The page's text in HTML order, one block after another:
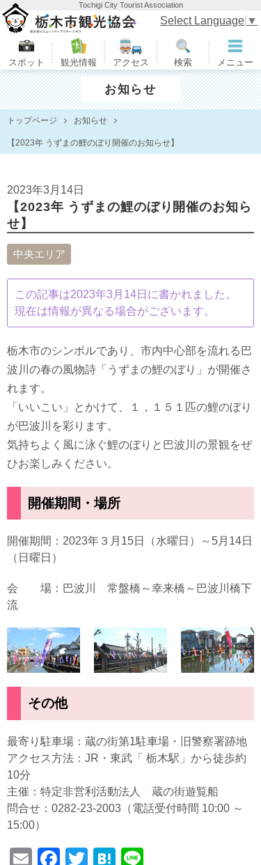
Tochigi City Tourist Association
栃木市観光協会
スポット 観光情報 アクセス 検索 メニュー
Select Language ▼
お知らせ
トップページ お知らせ
【2023年 うずまの鯉のぼり開催のお知らせ】
2023年3月14日
【2023年 うずまの鯉のぼり開催のお知ら
せ】
中央エリア
この記事は2023年3月14日に書かれました。
現在は情報が異なる場合がございます。
栃木市のシンボルであり、市内中心部を流れる巴
波川の春の風物詩「うずまの鯉のぼり」が開催さ
れます。
「いいこい」とかけて、１，１５１匹の鯉のぼり
が巴波川を彩ります。
気持ちよく風に泳ぐ鯉のぼりと巴波川の景観をぜ
ひお楽しみください。
開催期間・場所
開催期間：2023年３月15日（水曜日）～5月14日
（日曜日）
会 場：巴波川 常盤橋～幸来橋～巴波川橋下
流
その他
最寄り駐車場：蔵の街第1駐車場・旧警察署跡地
アクセス方法：JR・東武「 栃木駅」から徒歩約
10分
主催：特定非営利活動法人 蔵の街遊覧船
問合せ：0282-23-2003（電話受付時間 10:00 ～
15:00）
E
F
T
H